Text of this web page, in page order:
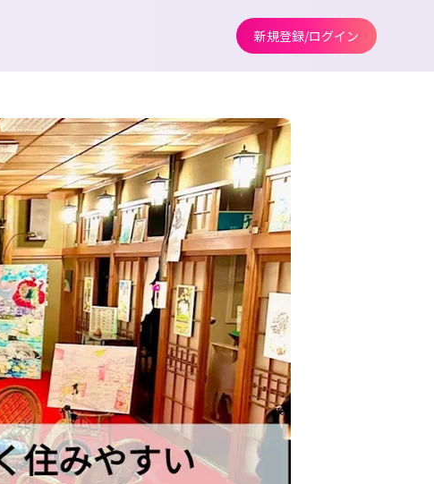
新規登録/ログイン